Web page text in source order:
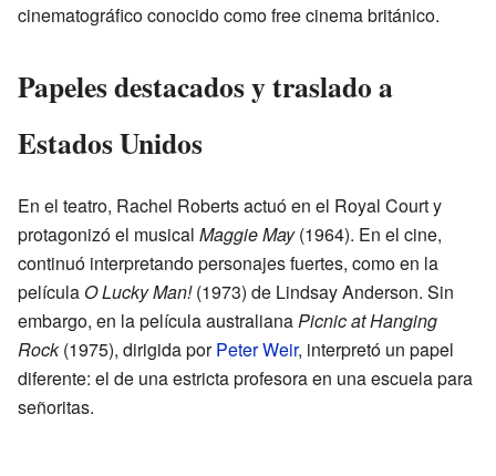
cinematográfico conocido como free cinema británico.
Papeles destacados y traslado a
Estados Unidos
En el teatro, Rachel Roberts actuó en el Royal Court y
protagonizó el musical Maggie May(1964). En el cine,
continuó interpretando personajes fuertes, como en la
película O Lucky Man!(1973) de Lindsay Anderson. Sin
embargo, en la película australianaPicnic at Hanging
Rock(1975), dirigida porPeter Weir, interpretó un papel
diferente: el de una estricta profesora en una escuela para
señoritas.